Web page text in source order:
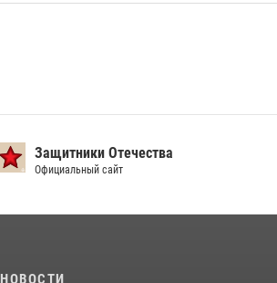
Защитники Отечества
Официальный сайт
НОВОСТИ